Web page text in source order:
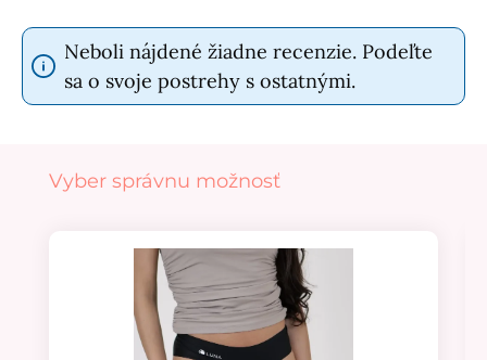
Neboli nájdené žiadne recenzie. Podeľte
sa o svoje postrehy s ostatnými.
Preskočiť galériu produktov
Vyber správnu možnosť